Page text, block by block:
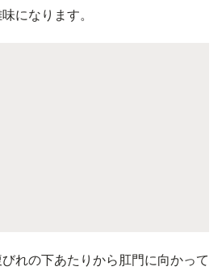
になります。
れの下あたりから肛門に向かって